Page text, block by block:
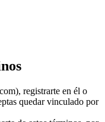
registrarte en él o
quedar vinculado por